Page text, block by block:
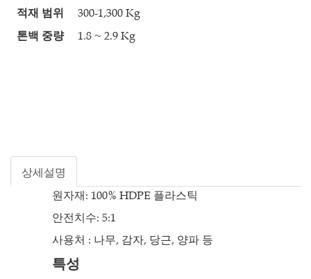
적재 범위
300-1,300 Kg
톤백 중량
1.8 ~ 2.9 Kg
상세설명
원자재: 100% HDPE 플라스틱
안전치수: 5:1
사용처 : 나무, 감자, 당근, 양파 등
특성